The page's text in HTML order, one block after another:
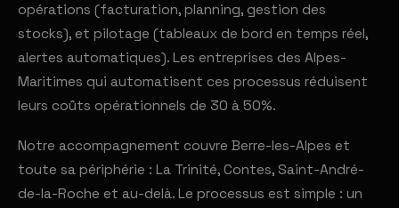
opérations (facturation, planning, gestion des
stocks), et pilotage (tableaux de bord en temps réel,
alertes automatiques). Les entreprises des Alpes-
Maritimes qui automatisent ces processus réduisent
leurs coûts opérationnels de 30 à 50%.
Notre accompagnement couvre Berre-les-Alpes et
toute sa périphérie : La Trinité, Contes, Saint-André-
de-la-Roche et au-delà. Le processus est simple : un